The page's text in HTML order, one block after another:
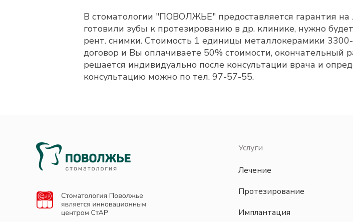
В стоматологии "ПОВОЛЖЬЕ" предоставляется гарантия
готовили зубы к протезированию в др. клинике, нужно
рент. снимки. Стоимость 1 единицы металлокерамики
договор и Вы оплачиваете 50% стоимости, окончательный
решается индивидуально после консультации врача и
консультацию можно по тел. 97-57-55.
Услуги
Лечение
Протезирование
Имплантация